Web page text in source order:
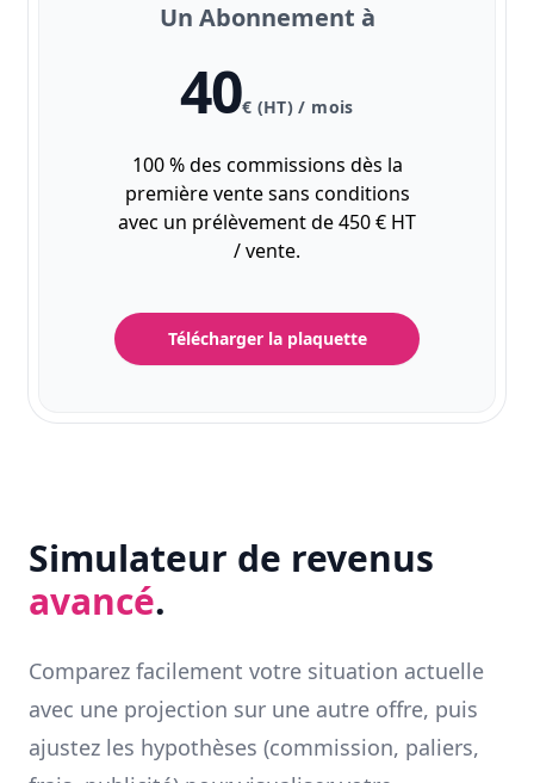
Un Abonnement à
40€ (HT) / mois
100 % des commissions dès la
première vente sans conditions
avec un prélèvement de 450 € HT
/ vente.
Télécharger la plaquette
Simulateur de revenus
avancé.
Comparez facilement votre situation actuelle
avec une projection sur une autre offre, puis
ajustez les hypothèses (commission, paliers,